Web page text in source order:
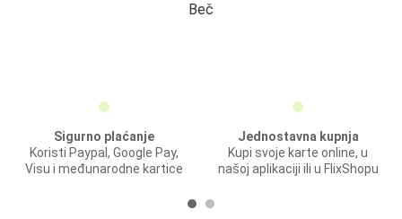
Beč
Sigurno plaćanje
Koristi Paypal, Google Pay,
Visu i međunarodne kartice
Jednostavna kupnja
Kupi svoje karte online, u
našoj aplikaciji ili u FlixShopu